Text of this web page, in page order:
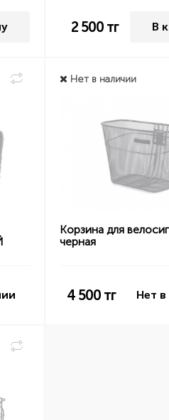
2 500 тг В
Нет в наличии
Корзина для
черная
4 500тг Нет